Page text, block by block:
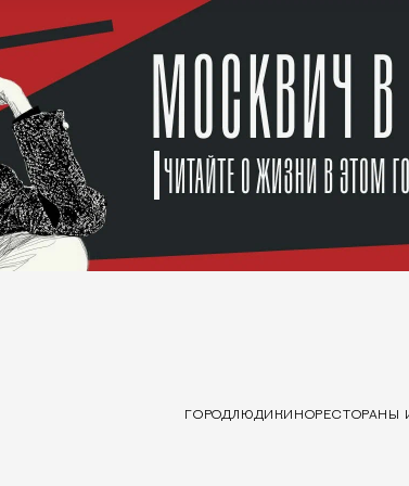
ГОРОДЛЮДИ КИНОРЕСТОРАНЫ